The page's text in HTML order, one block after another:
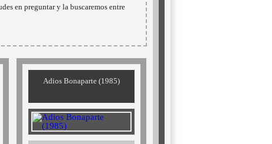
en preguntar y la buscaremos entre
Adios Bonaparte (1985)